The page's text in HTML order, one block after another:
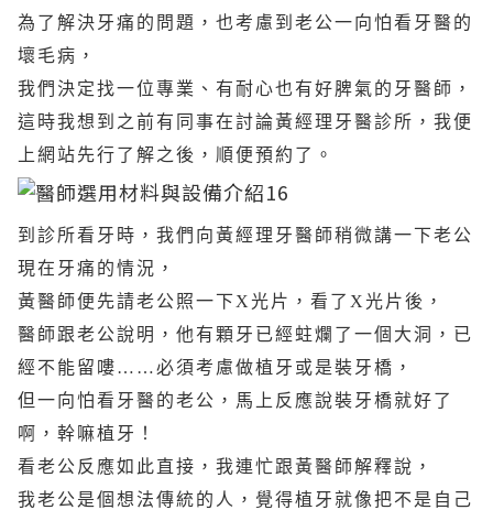
為了解決牙痛的問題，也考慮到老公一向怕看牙醫的
壞毛病，
我們決定找一位專業、有耐心也有好脾氣的牙醫師，
這時我想到之前有同事在討論黃經理牙醫診所，我便
上網站先行了解之後，順便預約了。
到診所看牙時，我們向黃經理牙醫師稍微講一下老公
現在牙痛的情況，
黃醫師便先請老公照一下X光片，看了X光片後，
醫師跟老公說明，他有顆牙已經蛀爛了一個大洞，已
經不能留嘍……必須考慮做植牙或是裝牙橋，
但一向怕看牙醫的老公，馬上反應說裝牙橋就好了
啊，幹嘛植牙！
看老公反應如此直接，我連忙跟黃醫師解釋說，
我老公是個想法傳統的人，覺得植牙就像把不是自己